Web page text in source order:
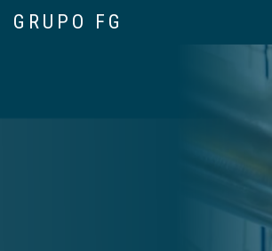
GRUPO FG